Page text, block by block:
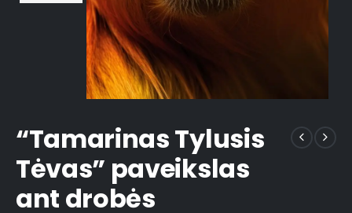
“Tamarinas Tylusis
Tėvas” paveikslas
ant drobės